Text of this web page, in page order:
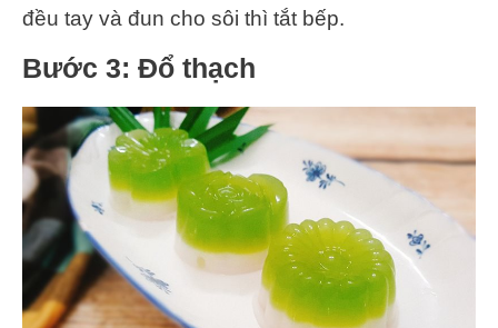
đều tay và đun cho sôi thì tắt bếp.
Bước 3: Đổ thạch